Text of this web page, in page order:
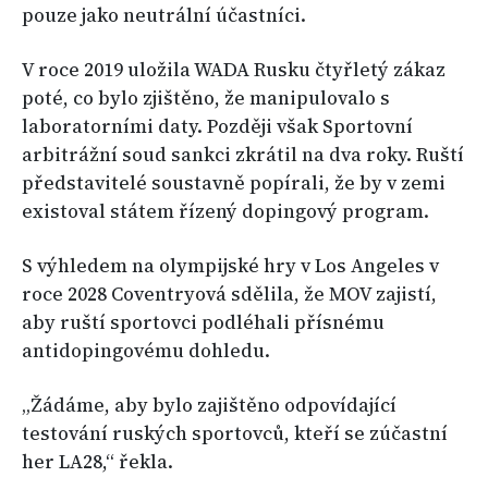
pouze jako neutrální účastníci.
V roce 2019 uložila WADA Rusku čtyřletý zákaz
poté, co bylo zjištěno, že manipulovalo s
laboratorními daty. Později však Sportovní
arbitrážní soud sankci zkrátil na dva roky. Ruští
představitelé soustavně popírali, že by v zemi
existoval státem řízený dopingový program.
S výhledem na olympijské hry v Los Angeles v
roce 2028 Coventryová sdělila, že MOV zajistí,
aby ruští sportovci podléhali přísnému
antidopingovému dohledu.
„Žádáme, aby bylo zajištěno odpovídající
testování ruských sportovců, kteří se zúčastní
her LA28,“ řekla.